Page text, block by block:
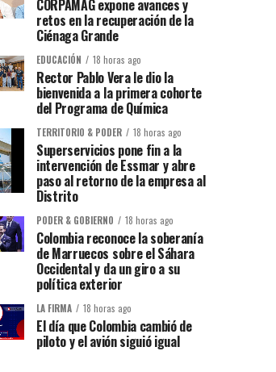
CORPAMAG expone avances y
retos en la recuperación de la
Ciénaga Grande
EDUCACIÓN 18 horas ago
Rector Pablo Vera le dio la
bienvenida a la primera cohorte
del Programa de Química
TERRITORIO & PODER 18 horas ago
Superservicios pone fin a la
intervención de Essmar y abre
paso al retorno de la empresa al
Distrito
PODER & GOBIERNO 18 horas ago
Colombia reconoce la soberanía
de Marruecos sobre el Sáhara
Occidental y da un giro a su
política exterior
LA FIRMA 18 horas ago
El día que Colombia cambió de
piloto y el avión siguió igual